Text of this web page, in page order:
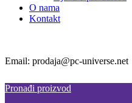
O nama
Kontakt
Email: prodaja@pc-universe.net
Pronađi proizvod